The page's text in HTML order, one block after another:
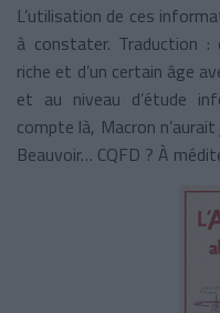
L’utilisation de ces
à constater. Traduction
riche et d’un certain âge
et au niveau d’étude
compte là, Macron
Beauvoir… CQFD ? À